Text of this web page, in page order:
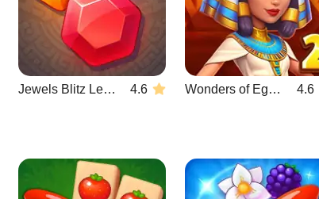
Jewels Blitz Legends 4.6 Wonders of Egypt Match 2 4.6